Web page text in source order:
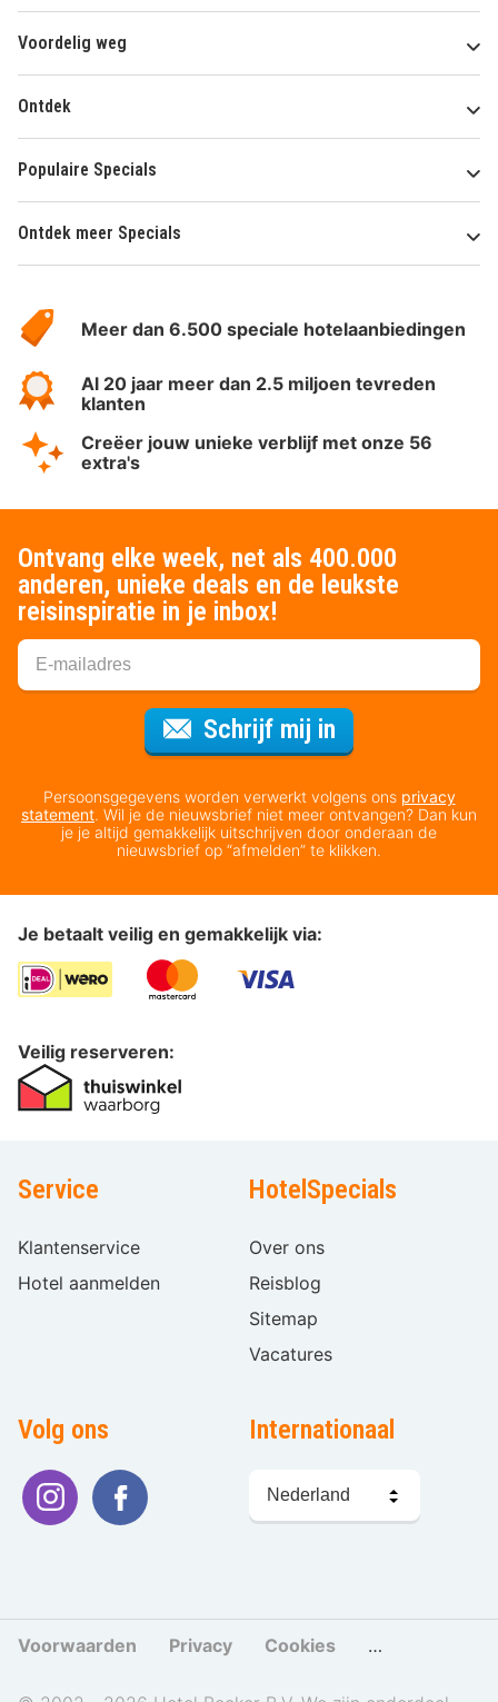
Voordelig weg
Ontdek
Populaire Specials
Ontdek meer Specials
HotelSpecials
Meer dan 6.500 speciale hotelaanbiedingen
Al 20 jaar meer dan 2.5 miljoen tevreden
klanten
Creëer jouw unieke verblijf met onze 56
extra's
Ontvang elke week, net als 400.000
anderen, unieke deals en de leukste
reisinspiratie in je inbox!
Schrijf mij in
Persoonsgegevens worden verwerkt volgens ons privacy
statement. Wil je de nieuwsbrief niet meer ontvangen? Dan kun
je je altijd gemakkelijk uitschrijven door onderaan de
nieuwsbrief op “afmelden” te klikken.
Je betaalt veilig en gemakkelijk via:
Veilig reserveren:
Service
Klantenservice
Hotel aanmelden
HotelSpecials
Over ons
Reisblog
Sitemap
Vacatures
Volg ons Internationaal
kiezen
Voorwaarden Privacy Cookies Cookies